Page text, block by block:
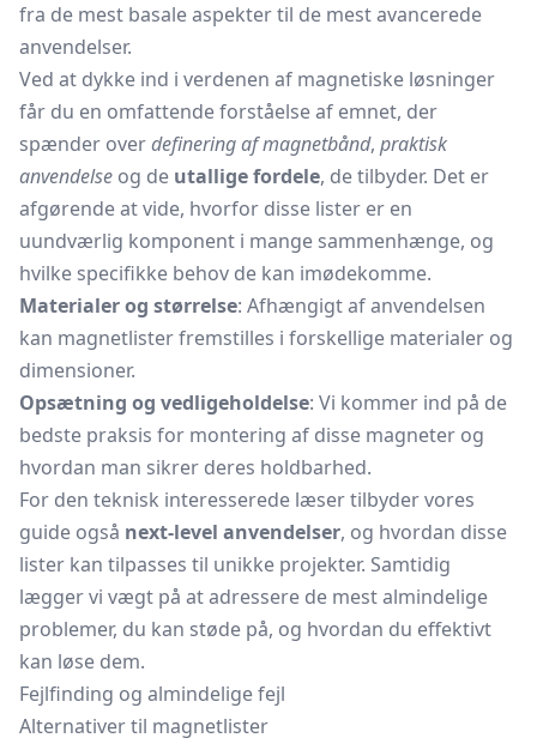
fra de mest basale aspekter til de mest avancerede
anvendelser.
Ved at dykke ind i verdenen af magnetiske løsninger
får du en omfattende forståelse af emnet, der
spænder overdefinering af magnetbånd, praktisk
anvendelse og de utallige fordele, de tilbyder. Det er
afgørende at vide, hvorfor disse lister er en
uundværlig komponent i mange sammenhænge, og
hvilke specifikke behov de kan imødekomme.
Materialer og størrelse: Afhængigt af anvendelsen
kan magnetlister fremstilles i forskellige materialer og
dimensioner.
Opsætning og vedligeholdelse: Vi kommer ind på de
bedste praksis for montering af disse magneter og
hvordan man sikrer deres holdbarhed.
For den teknisk interesserede læser tilbyder vores
guide også next-level anvendelser, og hvordan disse
lister kan tilpasses til unikke projekter. Samtidig
lægger vi vægt på at adressere de mest almindelige
problemer, du kan støde på, og hvordan du effektivt
kan løse dem.
Fejlfinding og almindelige fejl
Alternativer til magnetlister